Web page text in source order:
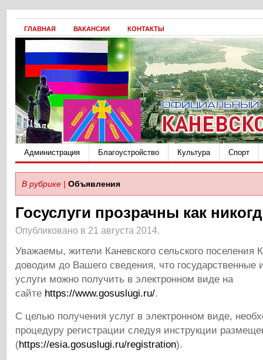
ГЛАВНАЯ ВАКАНСИИ КОНТАКТЫ
Администрация Благоустройство Культура Спорт
В рубрике | Объявления
Госуслуги прозрачны как
Опубликовано в 21 августа 2014.
Уважаемы, жители Каневского сельского поселения
доводим до Вашего сведения, что государственные
услуги можно получить в электронном виде на
сайте https://www.gosuslugi.ru/.
С целью получения услуг в электронном виде,
процедуру регистрации следуя инструкции
(https://esia.gosuslugi.ru/registration).